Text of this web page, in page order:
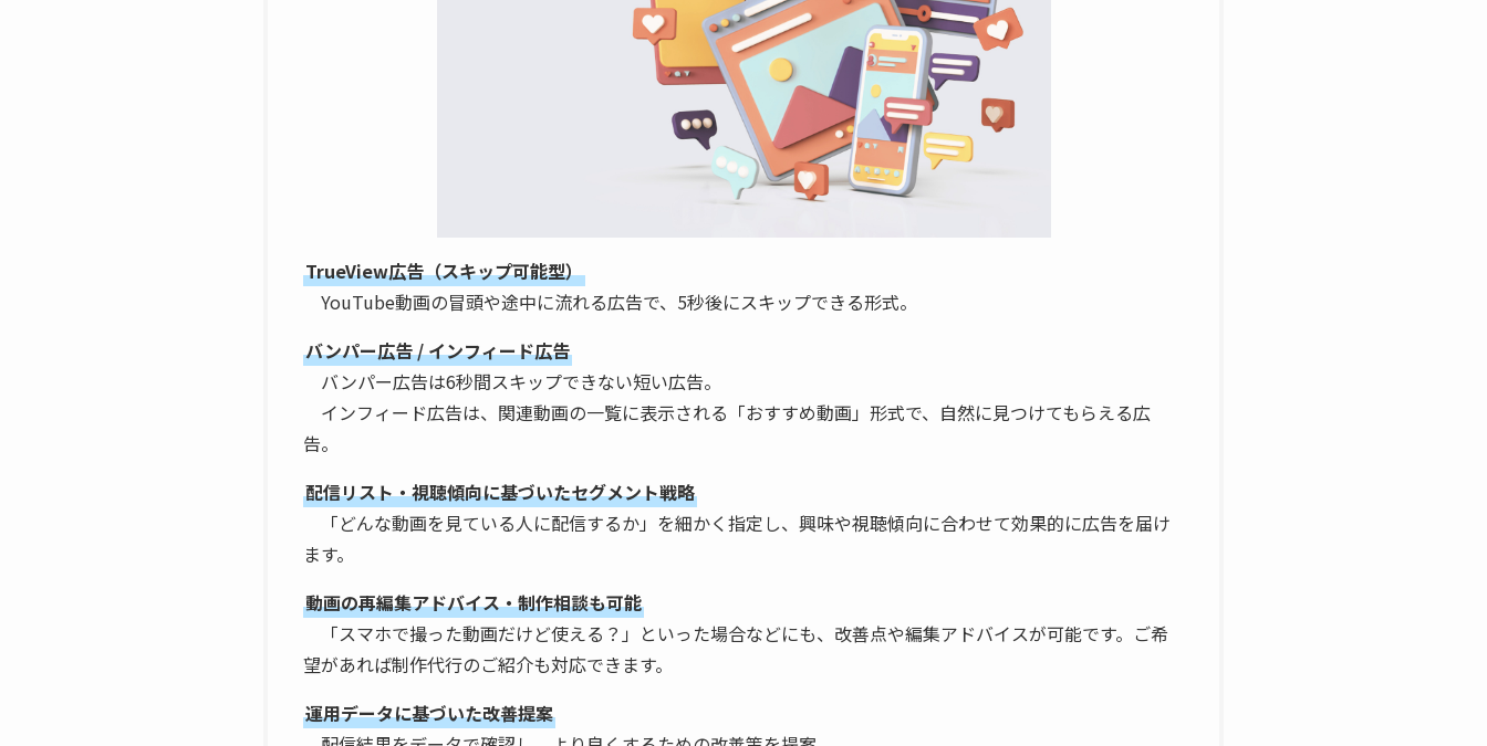
TrueView広告（スキップ可能型）
YouTube動画の冒頭や途中に流れる広告で、5秒後にスキップできる形式。
バンパー広告 / インフィード広告
バンパー広告は6秒間スキップできない短い広告。
インフィード広告は、関連動画の一覧に表示される「おすすめ動画」形式で、自然に見つけてもらえる広
告。
配信リスト・視聴傾向に基づいたセグメント戦略
「どんな動画を見ている人に配信するか」を細かく指定し、興味や視聴傾向に合わせて効果的に広告を届け
ます。
動画の再編集アドバイス・制作相談も可能
「スマホで撮った動画だけど使える？」といった場合などにも、改善点や編集アドバイスが可能です。ご希
望があれば制作代行のご紹介も対応できます。
運用データに基づいた改善提案